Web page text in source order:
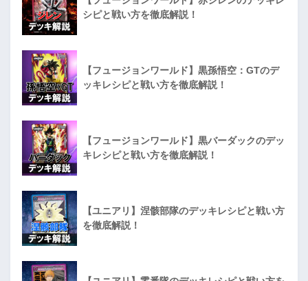
シピと戦い方を徹底解説！
【フュージョンワールド】黒孫悟空：GTのデ
ッキレシピと戦い方を徹底解説！
【フュージョンワールド】黒バーダックのデッ
キレシピと戦い方を徹底解説！
【ユニアリ】涅骸部隊のデッキレシピと戦い方
を徹底解説！